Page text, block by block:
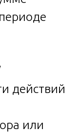
действий
или